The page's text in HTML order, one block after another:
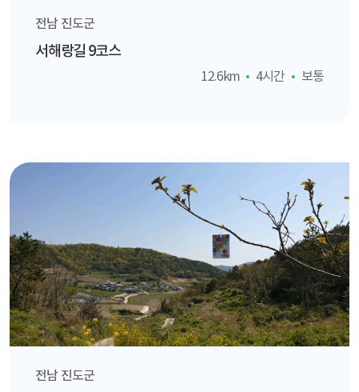
전남 진도군
서해랑길 9코스
12.6km 4시간 보통
전남 진도군